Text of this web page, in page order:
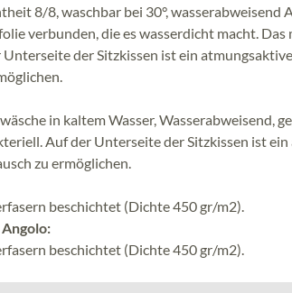
8/8, waschbar bei 30°, wasserabweisend
verbunden, die es wasserdicht macht.
der Sitzkissen ist ein
in kaltem Wasser, Wasserabweisend,
Auf der Unterseite der Sitzkissen ist
zu ermöglichen.
beschichtet (Dichte 450 gr/m2).
beschichtet (Dichte 450 gr/m2).